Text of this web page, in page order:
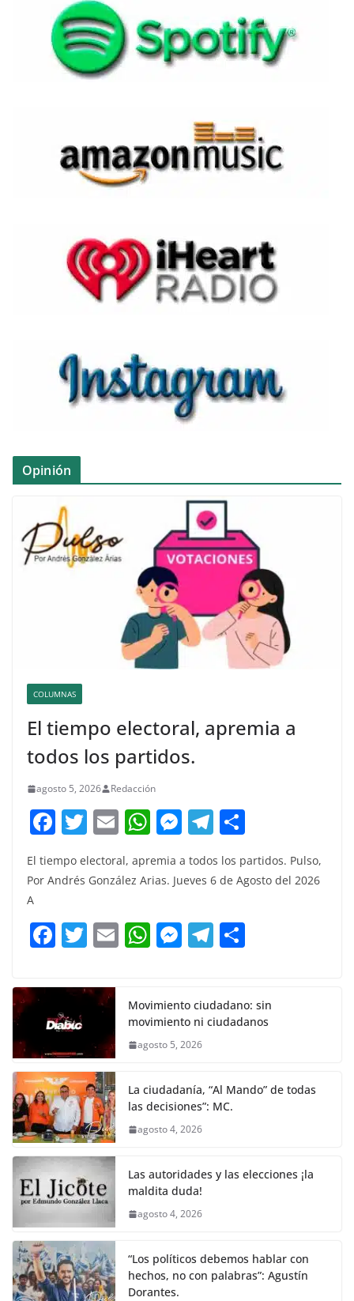
Opinión
COLUMNAS
El tiempo electoral, apremia a
todos los partidos.
agosto 5, 2026 Redacción
F
c
b
o
k
T
w
itt
E
m
ai
W
at
A
p
M
ss
n
g
T
el
e
a
m
m
p
El tiempo electoral, apremia a todos los partidos. Pulso,
Por Andrés González Arias. Jueves 6 de Agosto del 2026
A
F
c
e
b
o
o
k
T
itt
er
E W
s
A
p
M
e
n
er
T
gr
a
p
ar
Movimiento ciudadano: sin
movimiento ni ciudadanos
agosto 5, 2026
La ciudadanía, “Al Mando” de todas
las decisiones”: MC.
agosto 4, 2026
Las autoridades y las elecciones ¡la
maldita duda!
agosto 4, 2026
“Los políticos debemos hablar con
hechos, no con palabras”: Agustín
Dorantes.